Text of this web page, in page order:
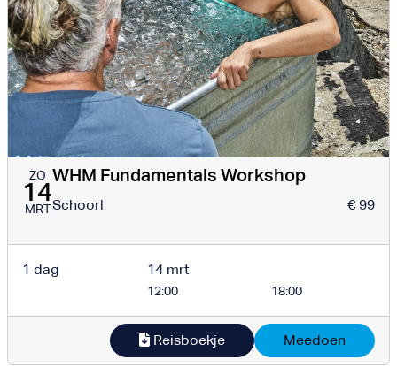
ZO
14
MRT
WHM Fundamentals Workshop
Schoorl € 99
1 dag 14 mrt
12:00 18:00
Reisboekje Meedoen